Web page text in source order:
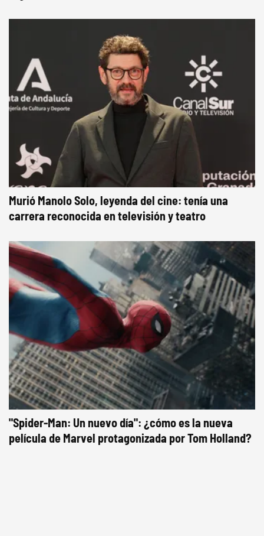
Murió Manolo Solo, leyenda del cine: tenía una
carrera reconocida en televisión y teatro
"Spider-Man: Un nuevo día": ¿cómo es la nueva
película de Marvel protagonizada por Tom Holland?